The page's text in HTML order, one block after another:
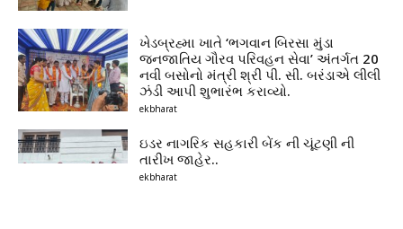
ખેડબ્રહ્મા ખાતે ‘ભગવાન બિરસા મુંડા
જનજાતિય ગૌરવ પરિવહન સેવા’ અંતર્ગત 20
નવી બસોનો મંત્રી શ્રી પી. સી. બરંડાએ લીલી
ઝંડી આપી શુભારંભ કરાવ્યો.
ekbharat
ઇડર નાગરિક સહકારી બેંક ની ચૂંટણી ની
તારીખ જાહેર..
ekbharat